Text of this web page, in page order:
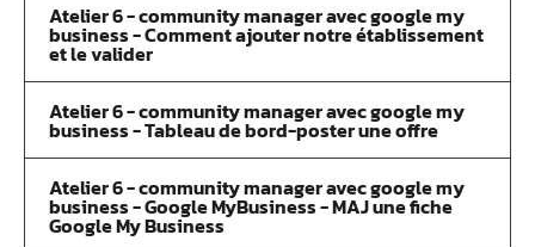
Atelier 6 - community manager avec google my
business - Comment ajouter notre établissement
et le valider
Atelier 6 - community manager avec google my
business - Tableau de bord-poster une offre
Atelier 6 - community manager avec google my
business - Google MyBusiness - MAJ une fiche
Google My Business